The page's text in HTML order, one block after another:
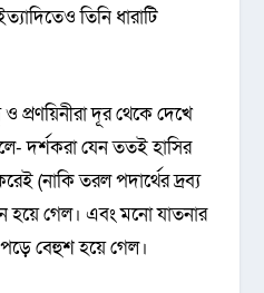
তিনি ধারাটি
প্রণয়িনীরা দূর থেকে দেখে
দর্শকরা যেন ততই হাসির
(নাকি তরল পদার্থের দ্রব্য
হয়ে গেল। এবং মনো যাতনার
পড়ে বেহুশ হয়ে গেল।